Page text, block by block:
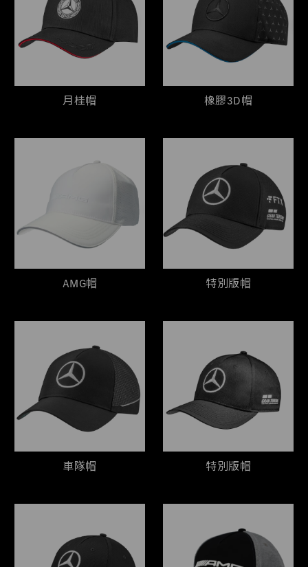
月桂帽 橡膠3D帽
AMG帽 特別版帽
車隊帽 特別版帽